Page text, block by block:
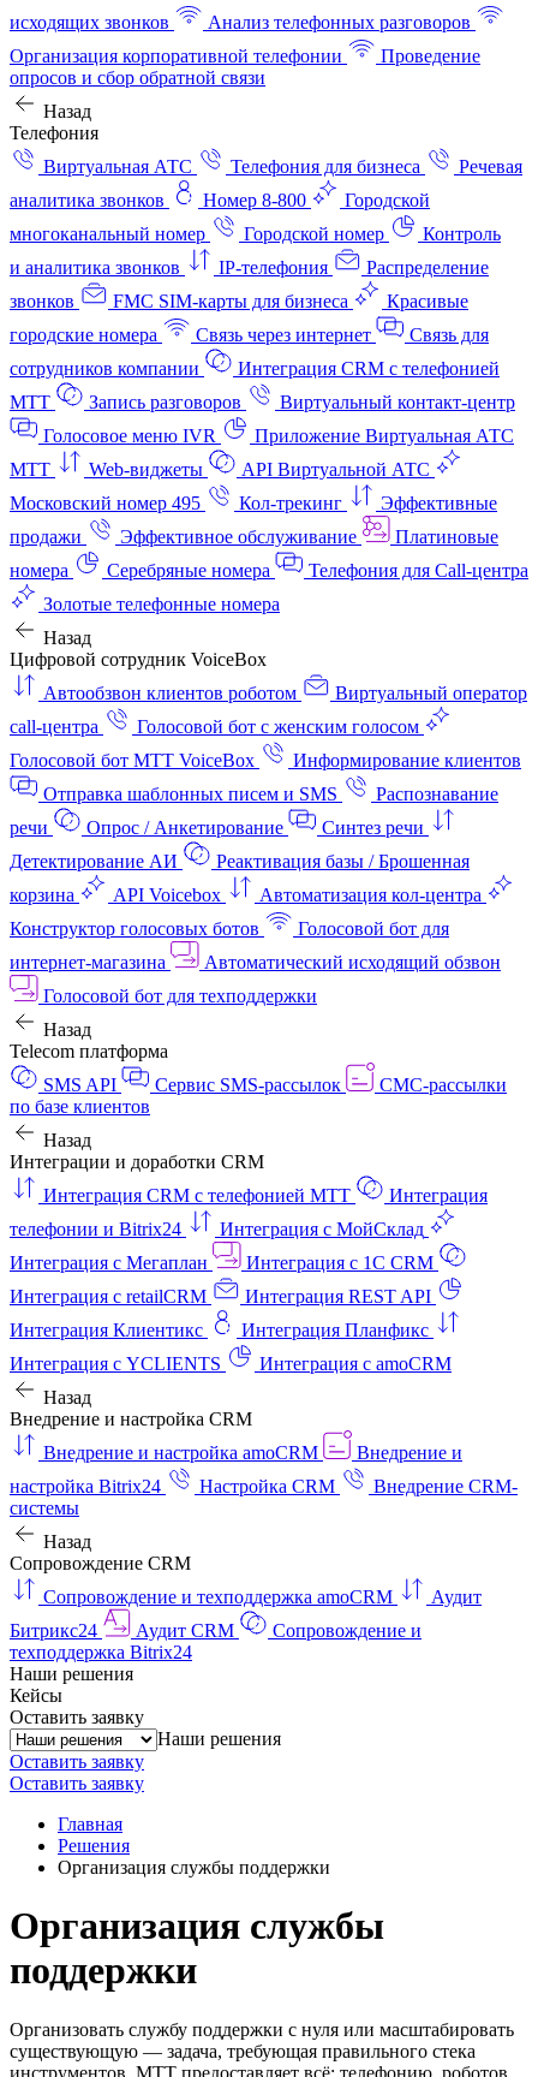
исходящих звонков
Анализ телефонных разговоров
Организация корпоративной телефонии
Проведение
опросов и сбор обратной связи
Назад
Телефония
Виртуальная АТС
Телефония для бизнеса
Речевая
аналитика звонков
Номер 8-800
Городской
многоканальный номер
Городской номер
Контроль
и аналитика звонков
IP-телефония
Распределение
звонков
FMC SIM-карты для бизнеса
Красивые
городские номера
Связь через интернет
Связь для
сотрудников компании
Интеграция CRM с телефонией
МТТ
Запись разговоров
Виртуальный контакт‑центр
Голосовое меню IVR
Приложение Виртуальная АТС
МТТ
Web-виджеты
API Виртуальной АТС
Московский номер 495
Кол-трекинг
Эффективные
продажи
Эффективное обслуживание
Платиновые
номера
Серебряные номера
Телефония для Call-центра
Золотые телефонные номера
Назад
Цифровой сотрудник VoiceBox
Автообзвон клиентов роботом
Виртуальный оператор
call-центра
Голосовой бот с женским голосом
Голосовой бот МТТ VoiceBox
Информирование клиентов
Отправка шаблонных писем и SMS
Распознавание
речи
Опрос / Анкетирование
Синтез речи
Детектирование АИ
Реактивация базы / Брошенная
корзина
API Voicebox
Автоматизация кол‑центра
Конструктор голосовых ботов
Голосовой бот для
интернет‑магазина
Автоматический исходящий обзвон
Голосовой бот для техподдержки
Назад
Telecom платформа
SMS API
Сервис SMS-рассылок
СМС-рассылки
по базе клиентов
Назад
Интеграции и доработки CRM
Интеграция CRM с телефонией МТТ
Интеграция
телефонии и Bitrix24
Интеграция с МойСклад
Интеграция с Мегаплан
Интеграция с 1C CRM
Интеграция с retailCRM
Интеграция REST API
Интеграция Клиентикс
Интеграция Планфикс
Интеграция с YCLIENTS
Интеграция с amoCRM
Назад
Внедрение и настройка CRM
Внедрение и настройка amoCRM
Внедрение и
настройка Bitrix24
Настройка CRM
Внедрение CRM-
системы
Назад
Сопровождение CRM
Сопровождение и техподдержка amoCRM
Аудит
Битрикс24
Аудит CRM
Сопровождение и
техподдержка Bitrix24
Наши решения
Кейсы
Оставить заявку
Наши решения
Оставить заявку
Оставить заявку
Главная
Решения
Организация службы поддержки
Организация службы
поддержки
Организовать службу поддержки с нуля или масштабировать
существующую — задача, требующая правильного стека
инструментов. МТТ предоставляет всё: телефонию, роботов,